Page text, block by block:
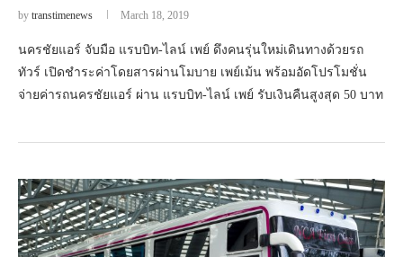
by transtimenews March 18, 2019
นครชัยแอร์ จับมือ แรบบิท-ไลน์ เพย์ ดึงคนรุ่นใหม่เดินทางด้วยรถ
ทัวร์ เปิดชำระค่าโดยสารผ่านโมบาย เพย์เม้น พร้อมอัดโปรโมชั่น
จ่ายค่ารถนครชัยแอร์ ผ่าน แรบบิท-ไลน์ เพย์ รับเงินคืนสูงสุด 50 บาท